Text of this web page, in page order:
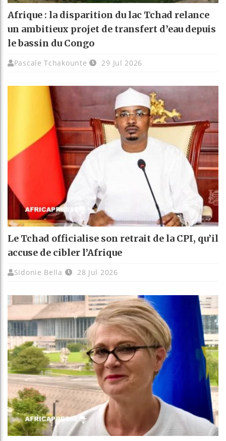
Afrique : la disparition du lac Tchad relance
un ambitieux projet de transfert d’eau depuis
le bassin du Congo
Pascale Tchakounte 29 Jul 2026
Le Tchad officialise son retrait de la CPI, qu’il
accuse de cibler l’Afrique
Sidonie Bella 28 Jul 2026